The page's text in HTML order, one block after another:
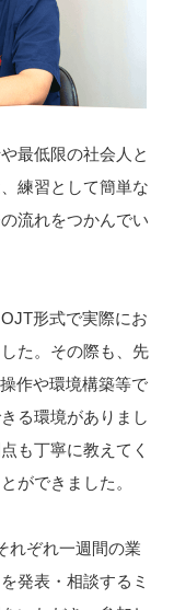
最低限の社会人と
練習として簡単な
流れをつかんでい
形式で実際にお
た。その際も、先
作や環境構築等で
る環境がありまし
も丁寧に教えてく
ができました。
れぞれ一週間の業
発表・相談するミ